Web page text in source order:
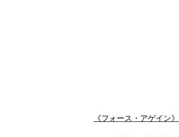
《フォース・アゲイン》